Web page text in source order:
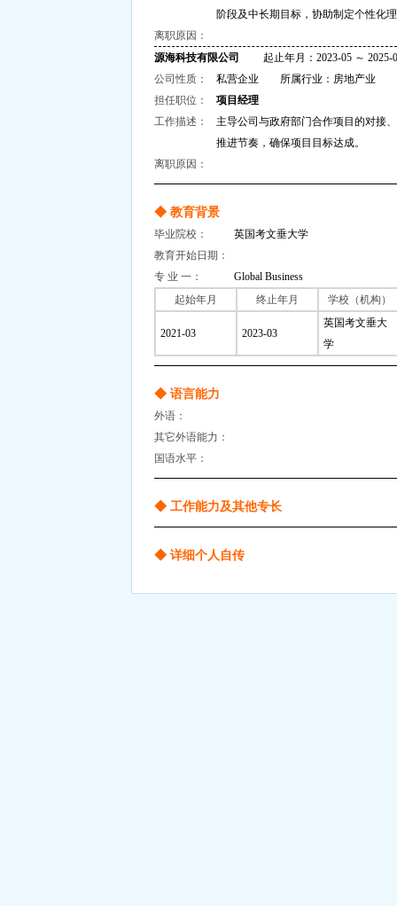
阶段及中长期目标，协助制定个性化
离职原因：
源海科技有限公司
起止年月：2023-05 ～ 2025-
公司性质：
私营企业 所属行业：房地产业
担任职位：
项目经理
工作描述：
主导公司与政府部门合作项目的对接
推进节奏，确保项目目标达成。
离职原因：
◆ 教育背景
毕业院校：
英国考文垂大学
教育开始日期：
专 业 一：
Global Business
起始年月
终止年月 学校（机构）
2021-03 2023-03
英国考文垂大
学
◆ 语言能力
外语：
其它外语能力：
国语水平：
◆ 工作能力及其他专长
◆ 详细个人自传